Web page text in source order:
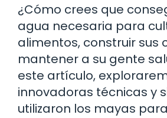
¿Cómo crees que
agua necesaria para
alimentos, construir sus
mantener a su gente
este artículo,
innovadoras técnicas y
utilizaron los mayas